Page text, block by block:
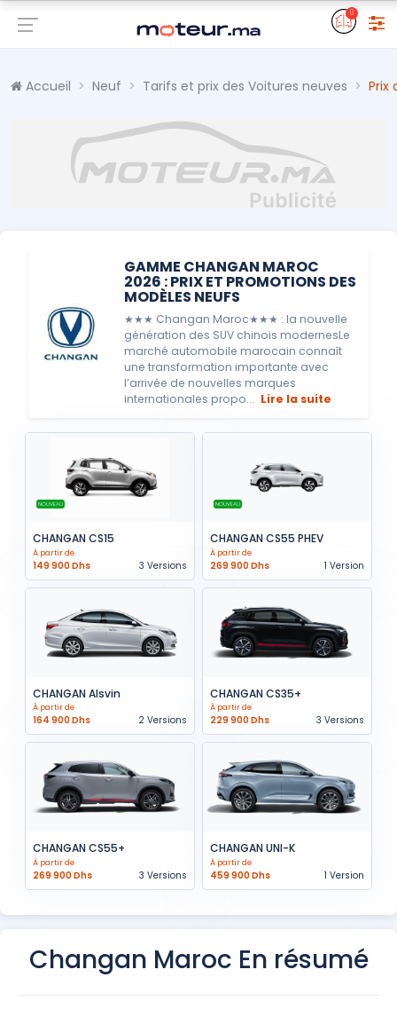
0
Accueil Neuf Tarifs et prix des Voitures neuves Prix
GAMME CHANGAN MAROC
2026 : PRIX ET PROMOTIONS DES
MODÈLES NEUFS
★★★ Changan Maroc★★★ : la nouvelle
génération des SUV chinois modernesLe
marché automobile marocain connaît
une transformation importante avec
l’arrivée de nouvelles marques
internationales propo... Lire la suite
NOUVEAU
CHANGAN CS15
À partir de
149 900 Dhs 3 Versions
NOUVEAU
CHANGAN CS55 PHEV
À partir de
269 900 Dhs 1 Version
CHANGAN Alsvin
À partir de
164 900 Dhs 2 Versions
CHANGAN CS35+
À partir de
229 900 Dhs 3 Versions
CHANGAN CS55+
À partir de
269 900 Dhs 3 Versions
CHANGAN UNI-K
À partir de
459 900 Dhs 1 Version
Changan Maroc En résumé